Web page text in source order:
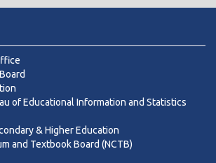
of Educational Information and Statistics
& Higher Education
and Textbook Board (NCTB)